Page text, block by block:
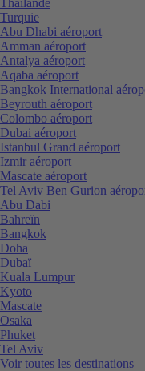
Turquie
Abu Dhabi aéroport
Amman aéroport
Antalya aéroport
Aqaba aéroport
Bangkok International
Beyrouth aéroport
Colombo aéroport
Dubai aéroport
Istanbul Grand aéroport
Izmir aéroport
Mascate aéroport
Tel Aviv Ben Gurion
Abu Dabi
Bahreïn
Bangkok
Doha
Dubaï
Kuala Lumpur
Kyoto
Mascate
Osaka
Phuket
Tel Aviv
Voir toutes les destinations